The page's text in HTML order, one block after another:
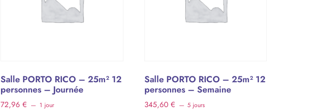
Salle PORTO RICO – 25m² 12
personnes – Journée
72,96€ 1 jour
Salle PORTO RICO – 25m² 12
personnes – Semaine
345,60€ 5 jours